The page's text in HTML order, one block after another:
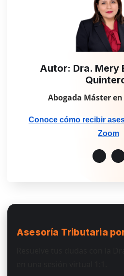
Autor: Dra. Mery
Abogada Máster
Conoce cómo recibir
Zoom
Asesoría Tributaria